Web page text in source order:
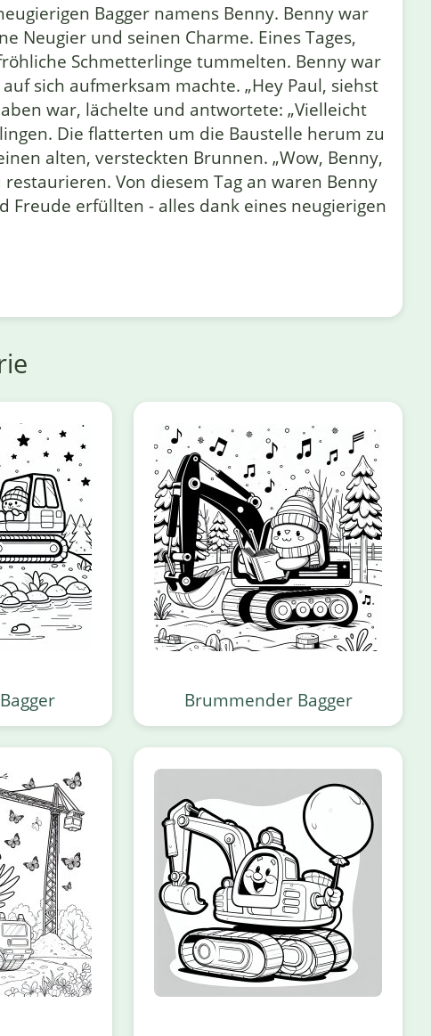
Bagger namens Benny. Benny war
Neugier und seinen Charme. Eines Tages,
Schmetterlinge tummelten. Benny war
sich aufmerksam machte. „Hey Paul, siehst
war, lächelte und antwortete: „Vielleicht
Die flatterten um die Baustelle herum zu
alten, versteckten Brunnen. „Wow, Benny,
Von diesem Tag an waren Benny
erfüllten - alles dank eines neugierigen
Brummender Bagger